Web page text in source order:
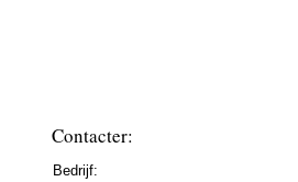
Contacter:
Bedrijf: